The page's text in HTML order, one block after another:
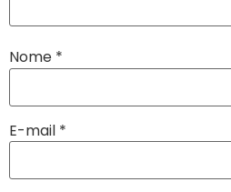
Nome *
E-mail *